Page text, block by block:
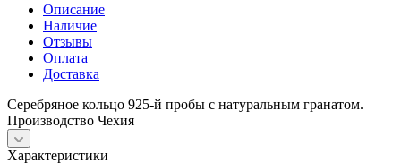
Описание
Наличие
Отзывы
Оплата
Доставка
Серебряное кольцо 925-й пробы с натуральным гранатом.
Производство Чехия
Характеристики